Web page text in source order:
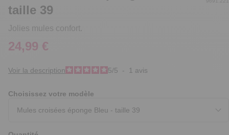
taille 39
Jolies mules confort.
24,99 €
Voir la description 5/5 - 1 avis
Choisissez votre modèle